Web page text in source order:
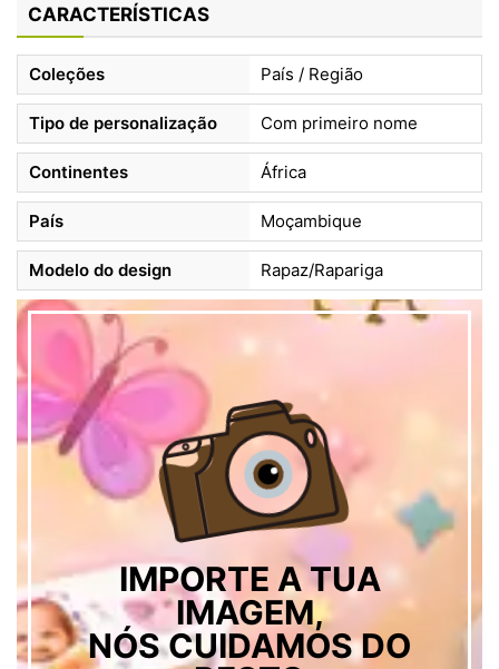
CARACTERÍSTICAS
Coleções País / Região
Tipo de personalização Com primeiro nome
Continentes África
País Moçambique
Modelo do design Rapaz/Rapariga
IMPORTE A TUA
IMAGEM,
NÓS CUIDAMOS DO